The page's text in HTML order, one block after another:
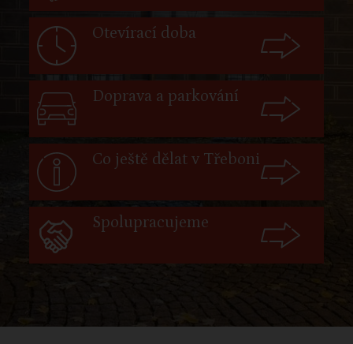
Otevírací doba
Doprava a parkování
Co ještě dělat v Třeboni
Spolupracujeme